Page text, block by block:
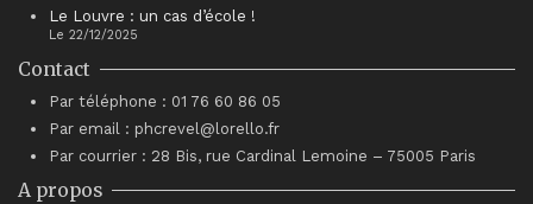
Le Louvre : un cas d’école !
Le 22/12/2025
Contact
Par téléphone : 01 76 60 86 05
Par email : phcrevel@lorello.fr
Par courrier : 28 Bis, rue Cardinal Lemoine – 75005 Paris
A propos